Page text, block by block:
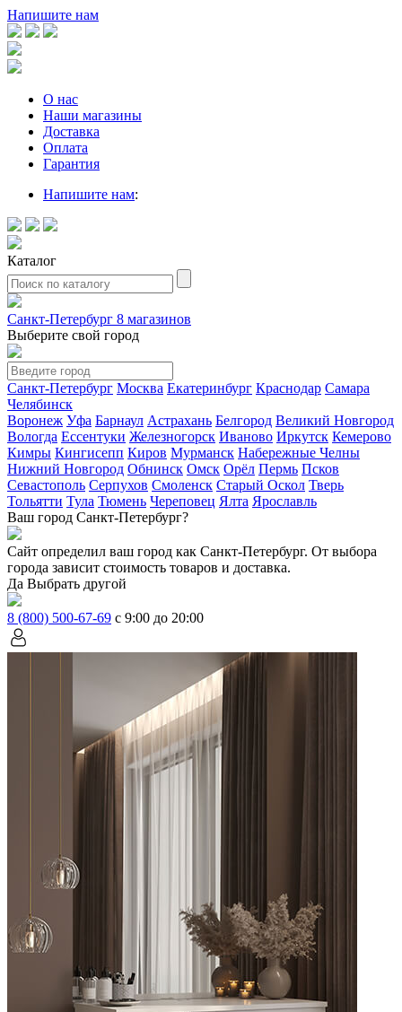
Напишите нам
О нас
Наши магазины
Доставка
Оплата
Гарантия
Напишите нам:
Каталог
Санкт-Петербург 8 магазинов
Выберите свой город
Санкт-Петербург Москва Екатеринбург Краснодар Самара
Челябинск
Воронеж Уфа Барнаул Астрахань Белгород Великий Новгород
Вологда Ессентуки Железногорск Иваново Иркутск Кемерово
Кимры Кингисепп Киров Мурманск Набережные Челны
Нижний Новгород Обнинск Омск Орёл Пермь Псков
Севастополь Серпухов Смоленск Старый Оскол Тверь
Тольятти Тула Тюмень Череповец Ялта Ярославль
Ваш город Санкт-Петербург?
Сайт определил ваш город как Санкт-Петербург. От выбора
города зависит стоимость товаров и доставка.
Да Выбрать другой
8 (800) 500-67-69 с 9:00 до 20:00